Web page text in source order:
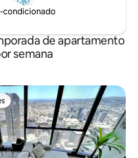
condicionado
de apartamento
semana